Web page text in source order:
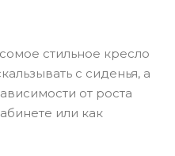
стильное кресло
с сиденья, а
от роста
или как